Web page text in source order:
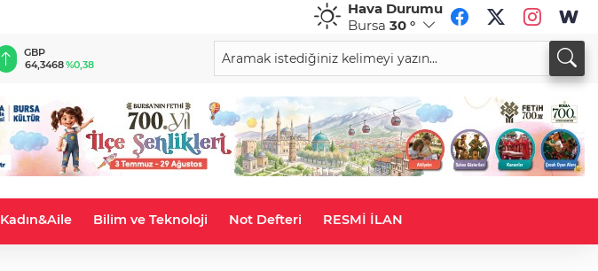
Hava Durumu
Bursa 30 °
GBP
64,3468%0,38
CHF
59,0083%0,82
34,1883
Kadın&Aile Bilim ve Teknoloji Not Defteri RESMİ İLAN